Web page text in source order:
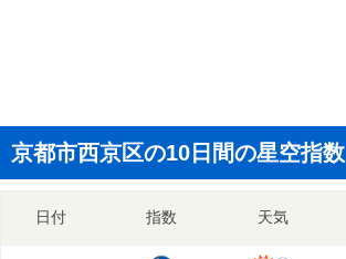
京都市西京区の10日間の星空指数
日付 指数 天気